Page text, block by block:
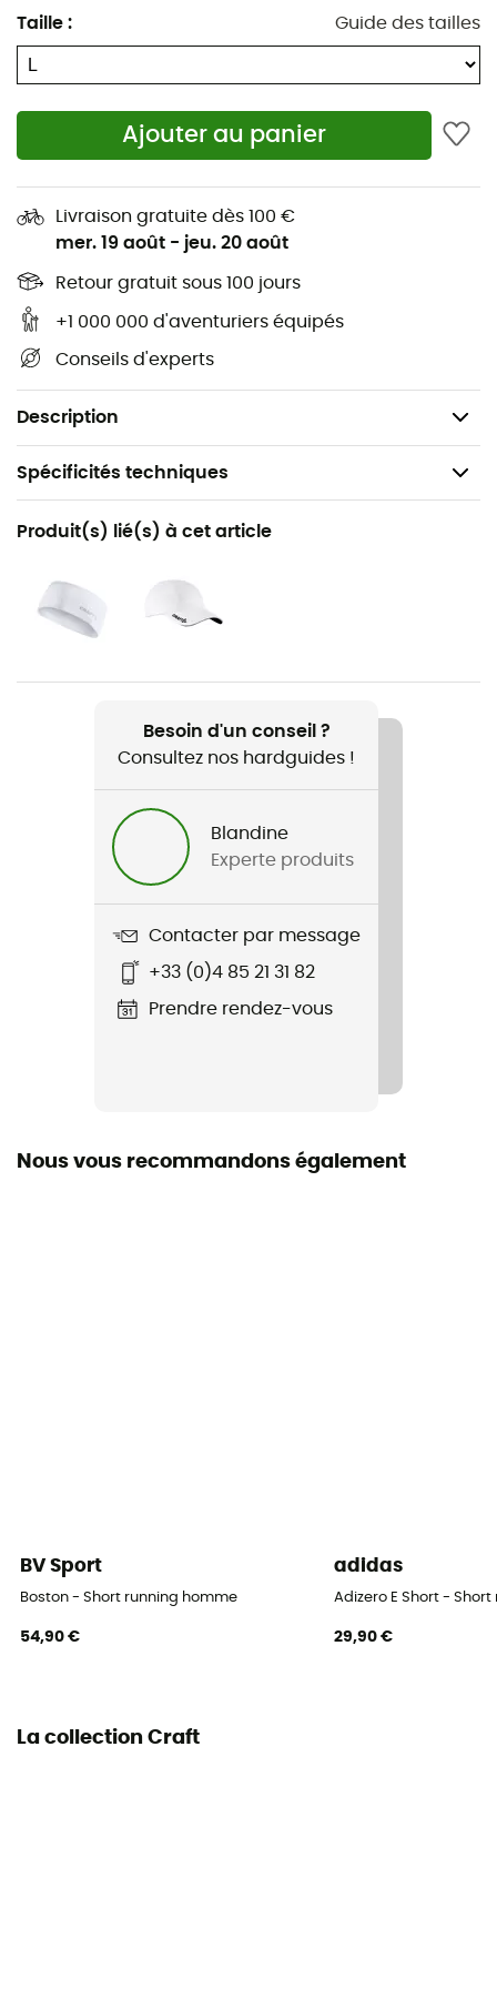
Taille : Guide des tailles
Ajouter au panier
Livraison gratuite dès 100 €
mer. 19 août - jeu. 20 août
Retour gratuit sous 100 jours
+1 000 000 d'aventuriers équipés
Conseils d'experts
Description
parfait. Que vous soyez un marathonien aguerri ou un
là pour vous accompagner à chaque pas. Alors, prêt à
Corps : 100 % polyester recyclé
Tissu fonctionnel fabriqué à partir de polyester
recyclé et d'élasthanne
Ceinture élastique avec cordon de serrage
réglable
Deux poches latérales inclinées
Entrejambe d'environ 12 cm en taille M
Coupe régulière
Spécificités techniques
Recommandé pour
Trail / Running
Homme
Poids
Nom du produit
Core Essence Shorts 2
Longueur du short
Produit(s) lié(s) à cet article
Besoin d'un conseil ?
Consultez nos hardguides !
Blandine
Experte produits
Contacter par message
+33 (0)4 85 21 31 82
Prendre rendez-vous
Nous vous recommandons également
BV Sport
Boston - Short running homme
54,90 €
adidas
Adizero E Short -
29,90 €
La collection Craft